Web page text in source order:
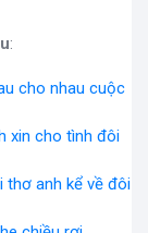
:
cho nhau cuộc
xin cho tình đôi
thơ anh kể về đôi